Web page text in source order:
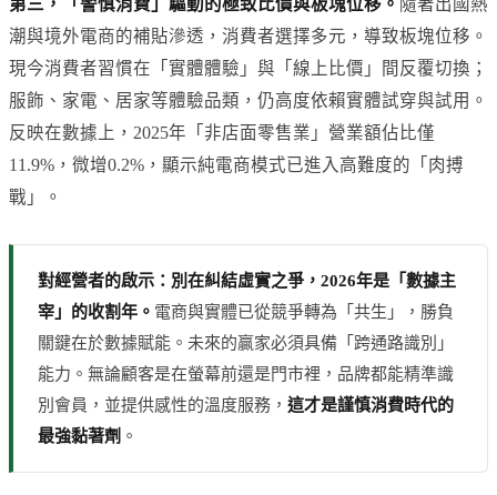
潮與境外電商的補貼滲透，消費者選擇多元，導致板塊位移。
現今消費者習慣在「實體體驗」與「線上比價」間反覆切換；
服飾、家電、居家等體驗品類，仍高度依賴實體試穿與試用。
反映在數據上，2025年「非店面零售業」營業額佔比僅
11.9%，微增0.2%，顯示純電商模式已進入高難度的「肉搏
戰」。
對經營者的啟示：別在糾結虛實之爭，2026年是「數據主
宰」的收割年。 電商與實體已從競爭轉為「共生」，勝負
關鍵在於數據賦能。未來的贏家必須具備「跨通路識別」
能力。無論顧客是在螢幕前還是門市裡，品牌都能精準識
別會員，並提供感性的溫度服務， 這才是謹慎消費時代的
最強黏著劑 。